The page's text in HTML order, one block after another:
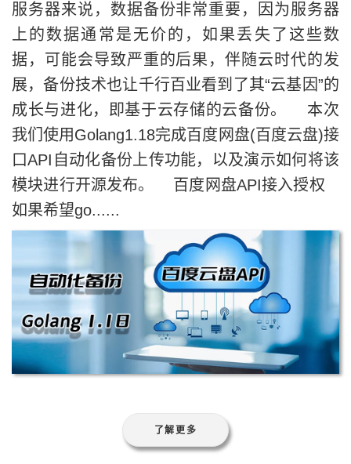
服务器来说，数据备份非常重要，因为服务器
上的数据通常是无价的，如果丢失了这些数
据，可能会导致严重的后果，伴随云时代的发
展，备份技术也让千行百业看到了其“云基因”的
成长与进化，即基于云存储的云备份。 本次
我们使用Golang1.18完成百度网盘(百度云盘)接
口API自动化备份上传功能，以及演示如何将该
模块进行开源发布。 百度网盘API接入授权
如果希望go......
了解更多